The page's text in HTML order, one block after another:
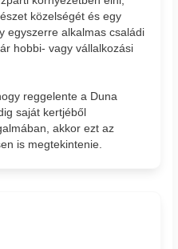
közelségét és egy
egyszerre alkalmas családi
hobbi- vagy vállalkozási
reggelente a Duna
saját kertjéből
akkor ezt az
is megtekintenie.